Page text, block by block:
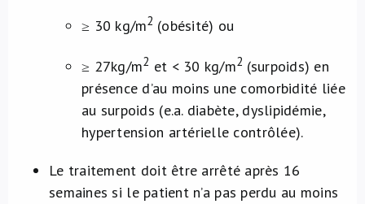
≥ 30 kg/m2 (obésité) ou
≥ 27kg/m2 et < 30 kg/m2 (surpoids) en
présence d’au moins une comorbidité liée
au surpoids (e.a. diabète, dyslipidémie,
hypertension artérielle contrôlée).
Le traitement doit être arrêté après 16
semaines si le patient n’a pas perdu au moins